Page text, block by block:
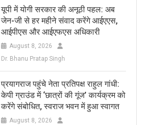
यूपी में योगी सरकार की अनूठी पहल: अब
जेन-जी से हर महीने संवाद करेंगे आईएएस,
आईपीएस और आईएफएस अधिकारी
August 8, 2026
Dr. Bhanu Pratap Singh
प्रयागराज पहुंचे नेता प्रतिपक्ष राहुल गांधी:
केपी ग्राउंड में ‘छात्रों की गूंज’ कार्यक्रम को
करेंगे संबोधित, स्वराज भवन में हुआ स्वागत
August 8, 2026